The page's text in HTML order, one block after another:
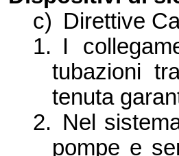
c) Direttive
1. I
tubazioni
tenuta
2. Nel
pompe e